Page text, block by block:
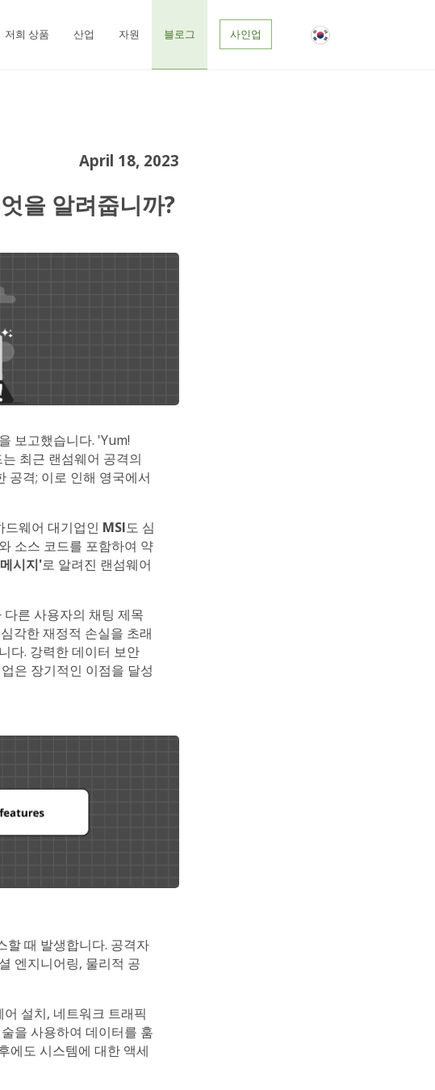
저희 상품 산업 자원 블로그 사인업
April 18, 2023
을 알려줍니까?
보고했습니다. 'Yum!
최근 랜섬웨어 공격의
공격; 이로 인해 영국에서
드웨어 대기업인 MSI도 심
소스 코드를 포함하여 약
시지'로 알려진 랜섬웨어
른 사용자의 채팅 제목
각한 재정적 손실을 초래
다. 강력한 데이터 보안
은 장기적인 이점을 달성
할 때 발생합니다. 공격자
엔지니어링, 물리적 공
설치, 네트워크 트래픽
을 사용하여 데이터를 훔
에도 시스템에 대한 액세